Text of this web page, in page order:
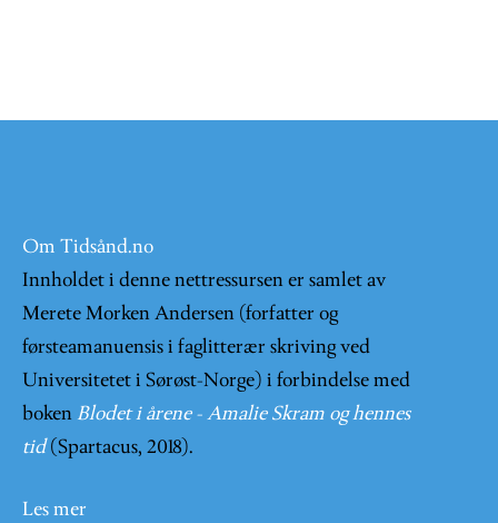
Om Tidsånd.no
Innholdet i denne nettressursen er samlet av
Merete Morken Andersen (forfatter og
førsteamanuensis i faglitterær skriving ved
Universitetet i Sørøst-Norge) i forbindelse med
boken Blodet i årene - Amalie Skram og hennes
tid (Spartacus, 2018).
Les mer